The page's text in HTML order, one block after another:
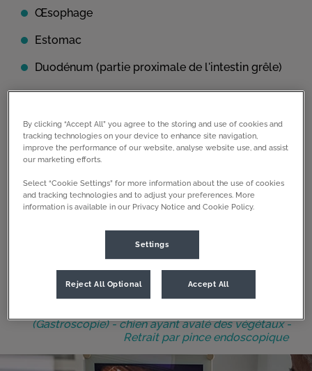
Œsophage
Estomac
Duodénum (partie proximale de l'intestin grêle)
Indications :
cas suivants:
Dysphagie (difficulté à avaler)
Régurgitation, suspicion de mégaoesophage
Vomissements chroniques
Diarrhée chronique
Présence de corps étrangers dans l'œsophage
ou l'estomac
(Gastroscopie) - chien ayant avalé des végétaux -
Retrait par pince endoscopique
By clicking “Accept All” you agree to the storing and use of cookies and
tracking technologies on your device to enhance site navigation,
improve the performance of our website, analyse website use, and assist
our marketing efforts.
Select “Cookie Settings” for more information about the use of cookies
and tracking technologies and to adjust your preferences. More
information is available in our Privacy Notice and Cookie Policy.
Settings
Reject All Optional Accept All